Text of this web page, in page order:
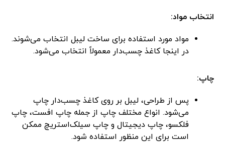
انتخاب مواد:
مواد مورد استفاده برای ساخت لیبل انتخاب می‌شوند.
در اینجا کاغذ چسب‌دار معمولاً انتخاب می‌شود.
چاپ:
پس از طراحی، لیبل بر روی کاغذ چسب‌دار چاپ
می‌شود. انواع مختلف چاپ از جمله چاپ افست، چاپ
فلکسو، چاپ دیجیتال و چاپ سیلک‌استریچ ممکن
است برای این منظور استفاده شود.